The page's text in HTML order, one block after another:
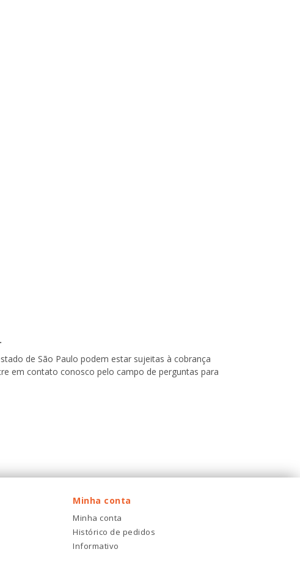
de São Paulo podem estar sujeitas à cobrança
em contato conosco pelo campo de perguntas para
Minha conta
Minha conta
Histórico de pedidos
Informativo